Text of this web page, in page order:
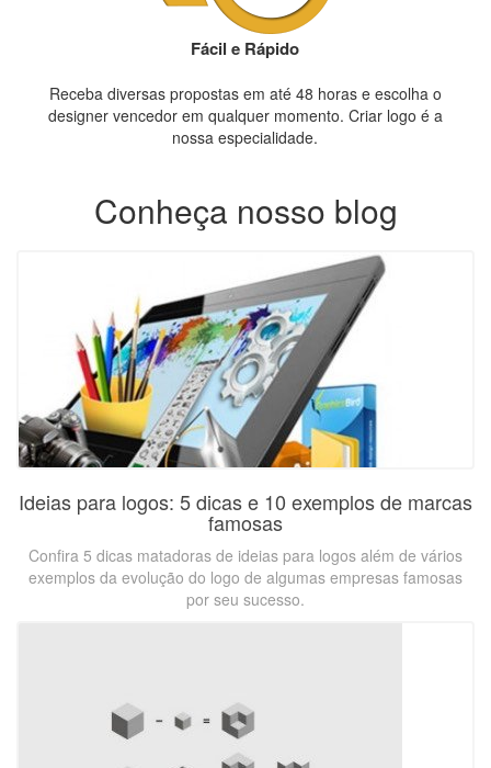
Fácil e Rápido
Receba diversas propostas em até 48 horas e escolha o
designer vencedor em qualquer momento. Criar logo é a
nossa especialidade.
Conheça nosso blog
Ideias para logos: 5 dicas e 10 exemplos de marcas
famosas
Confira 5 dicas matadoras de ideias para logos além de vários
exemplos da evolução do logo de algumas empresas famosas
por seu sucesso.